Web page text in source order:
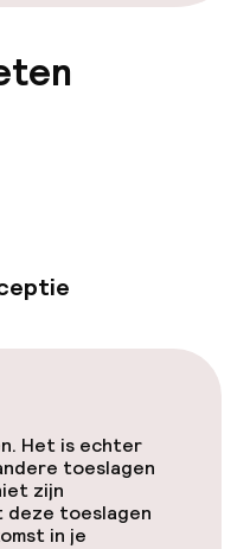
Het is echter
toeslagen
zijn
deze toeslagen
in je